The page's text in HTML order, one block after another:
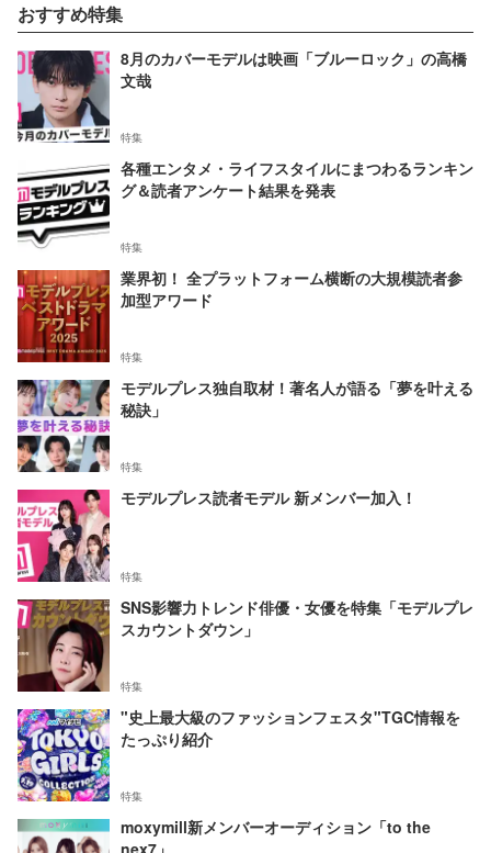
おすすめ特集
8月のカバーモデルは映画「ブルーロック」の高橋
文哉
特集
各種エンタメ・ライフスタイルにまつわるランキン
グ＆読者アンケート結果を発表
特集
業界初！ 全プラットフォーム横断の大規模読者参
加型アワード
特集
モデルプレス独自取材！著名人が語る「夢を叶える
秘訣」
特集
モデルプレス読者モデル 新メンバー加入！
特集
SNS影響力トレンド俳優・女優を特集「モデルプレ
スカウントダウン」
特集
"史上最大級のファッションフェスタ"TGC情報を
たっぷり紹介
特集
moxymill新メンバーオーディション「to the
nex7」